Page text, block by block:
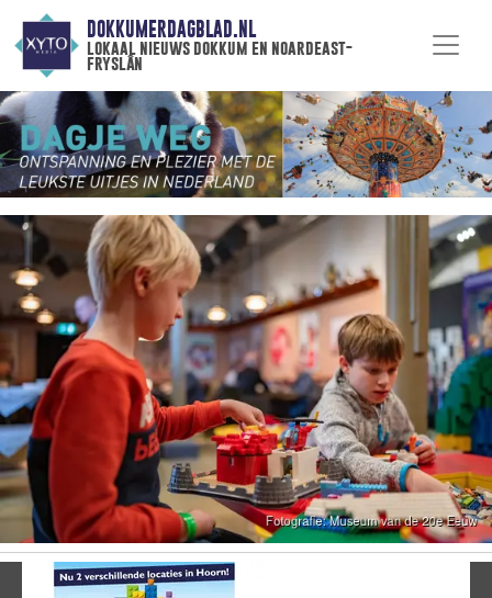
DOKKUMERDAGBLAD.NL
lokaal nieuws dokkum en noardeast-
fryslân